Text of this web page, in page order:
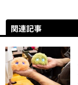
関連記事